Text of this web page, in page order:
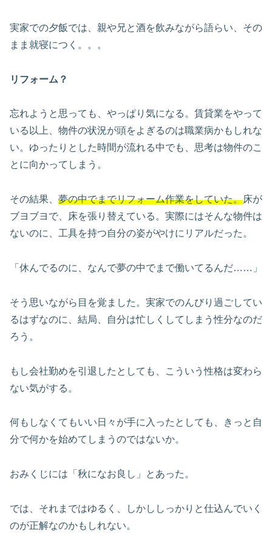
実家での夕飯では、親や兄と酒を飲みながら語らい、その
まま就寝につく。。。
リフォーム？
忘れようと思っても、やっぱり気になる。賃貸業をやって
いる以上、物件の状況が頭をよぎるのは職業病かもしれな
い。ゆったりとした時間が流れる中でも、思考は物件のこ
とに向かってしまう。
その結果、 夢の中でまでリフォーム作業をしていた。床が
ブヨブヨで、床を張り替えている。実際にはそんな物件は
ないのに、工具を持つ自分の姿がやけにリアルだった。
「休んでるのに、なんで夢の中でまで働いてるんだ……」
そう思いながら目を覚ました。実家でのんびり過ごしてい
るはずなのに、結局、自分は忙しくしてしまう性分なのだ
ろう。
もし会社勤めを引退したとしても、こういう性格は変わら
ない気がする。
何もしなくてもいい日々が手に入ったとしても、きっと自
分で何かを始めてしまうのではないか。
おみくじには「秋になお良し」とあった。
では、それまではゆるく、しかししっかりと仕込んでいく
のが正解なのかもしれない。